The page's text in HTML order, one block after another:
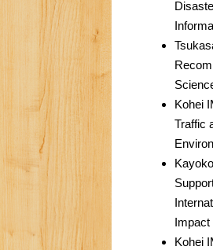
Kohei
Traffic
Impact
Kohei